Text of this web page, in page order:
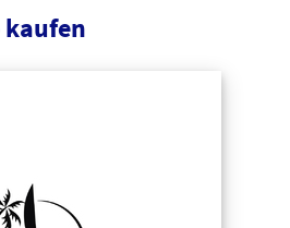
kaufen